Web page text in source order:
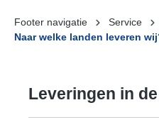
Footer navigatie
Service
Naar welke landen leveren
Leveringen in